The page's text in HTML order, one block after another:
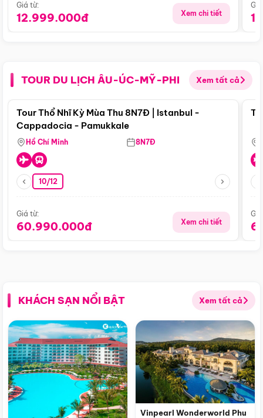
Giá từ:
12.999.000đ Xem chi tiết
TOUR DU LỊCH ÂU-ÚC-MỸ-PHI Xem tất cả
Điểm nổi bật
Tour Thổ Nhĩ Kỳ Mùa Thu 8N7Đ | Istanbul -
Cappadocia - Pamukkale
Hồ Chí Minh 8N7Đ
10/12
Giá từ:
60.990.000đ Xem chi tiết
KHÁCH SẠN NỔI BẬT Xem tất cả
Vinpearl Wonderworld Phu